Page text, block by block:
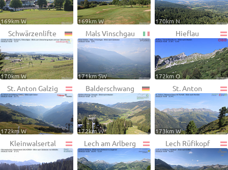
169km W 169km W 170km N
Schwärzenlifte
170km W
Mals Vinschgau
171km SW
Hieflau
172km O
St. Anton Galzig
172km W
Balderschwang
172km W
St. Anton
173km W
Kleinwalsertal Lech am Arlberg Lech Rüfikopf